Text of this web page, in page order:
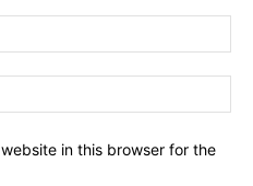
in this browser for the